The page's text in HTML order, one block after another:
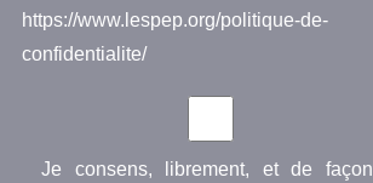
https://www.lespep.org/politique-de-
confidentialite/
Je consens, librement, et de façon